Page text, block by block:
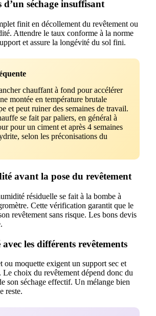
d’un séchage insuffisant
finit en décollement du revêtement ou
Attendre le taux conforme à la norme
et assure la longévité du sol fini.
chauffant à fond pour accélérer
montée en température brutale
et peut ruiner des semaines de travail.
se fait par paliers, en général à
pour un ciment et après 4 semaines
selon les préconisations du
avant la pose du revêtement
résiduelle se fait à la bombe à
Cette vérification garantit que le
revêtement sans risque. Les bons devis
les différents revêtements
ou moquette exigent un support sec et
Le choix du revêtement dépend donc du
son séchage effectif. Un mélange bien
reste.